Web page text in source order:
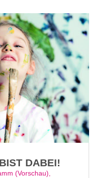
DABEI!
(Vorschau)